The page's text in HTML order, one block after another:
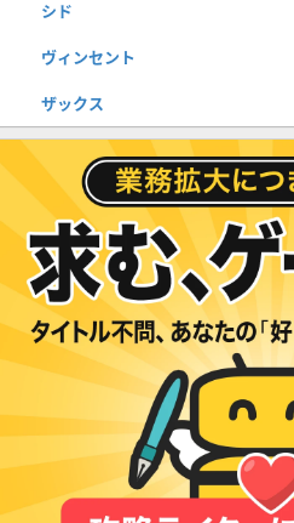
シド
ヴィンセント
ザックス